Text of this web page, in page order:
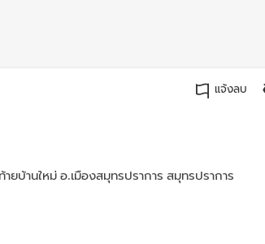
แจ้งลบ
บ้านใหม่ อ.เมืองสมุทรปราการ สมุทรปราการ